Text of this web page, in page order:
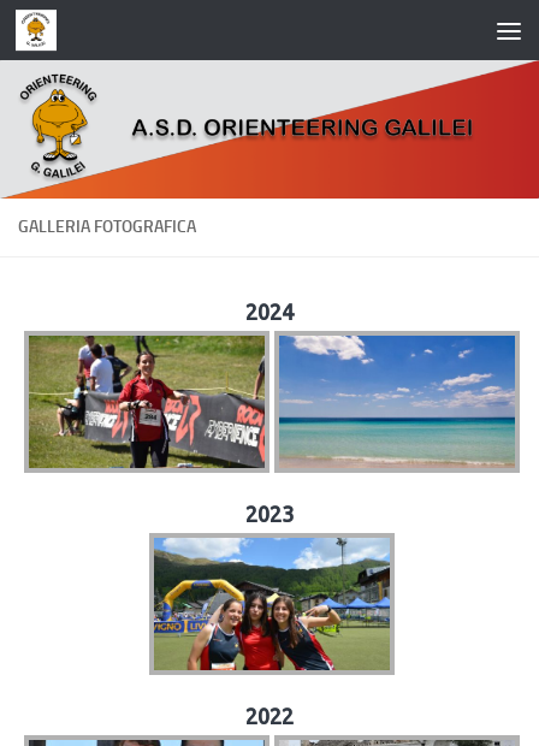
Salta al contenuto
GALLERIA FOTOGRAFICA
2024
2023
2022